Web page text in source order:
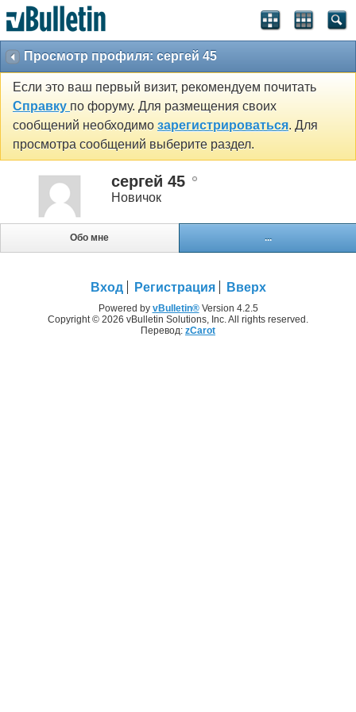
Просмотр профиля: сергей 45
Если это ваш первый визит, рекомендуем почитать
Справку по форуму. Для размещения своих
сообщений необходимо зарегистрироваться. Для
просмотра сообщений выберите раздел.
сергей 45
Новичок
Обо мне ...
Вход Регистрация Вверх
Powered by vBulletin®Version 4.2.5
Copyright © 2026 vBulletin Solutions, Inc. All rights reserved.
Перевод: zCarot